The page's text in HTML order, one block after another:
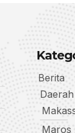
Berita
Daerah
Maros